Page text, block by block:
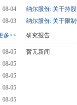
08-04
08-03
多>>
08-05
08-05
08-05
08-05
08-05
纳尔股份: 关于持
纳尔股份: 关于限
研究报告
暂无新闻